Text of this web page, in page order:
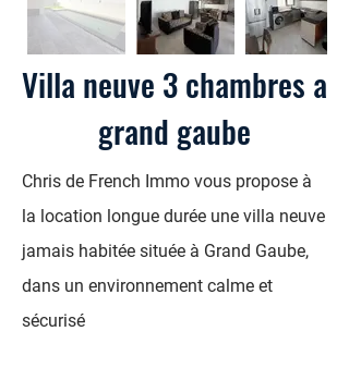
Villa neuve 3 chambres a
grand gaube
Chris de French Immo vous propose à
la location longue durée une villa neuve
jamais habitée située à Grand Gaube,
dans un environnement calme et
sécurisé